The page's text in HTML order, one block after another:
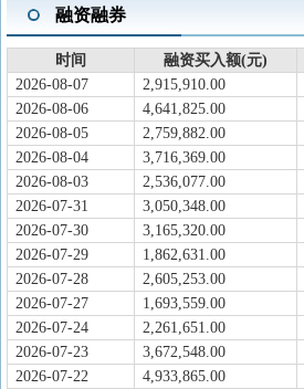
融资融券
时间 融资买入额(元)
2026-08-07
2,915,910.00
2026-08-06
4,641,825.00
2026-08-05
2,759,882.00
2026-08-04
3,716,369.00
2026-08-03
2,536,077.00
2026-07-31
3,050,348.00
2026-07-30
3,165,320.00
2026-07-29
1,862,631.00
2026-07-28
2,605,253.00
2026-07-27
1,693,559.00
2026-07-24
2,261,651.00
2026-07-23
3,672,548.00
2026-07-22
4,933,865.00